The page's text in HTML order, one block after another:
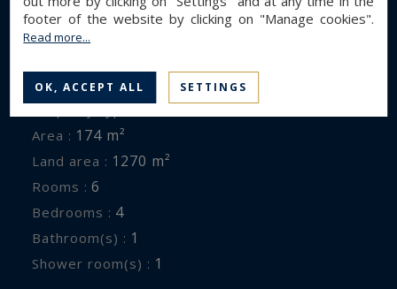
Read more...
GENERAL DESCRIPTION
House
Area : 174 m²
Land area : 1270 m²
Rooms : 6
Bedrooms : 4
Bathroom(s) : 1
Shower room(s) : 1
footer of the website by clicking on "Manage cookies".
Read more...
OK, ACCEPT ALL SETTINGS